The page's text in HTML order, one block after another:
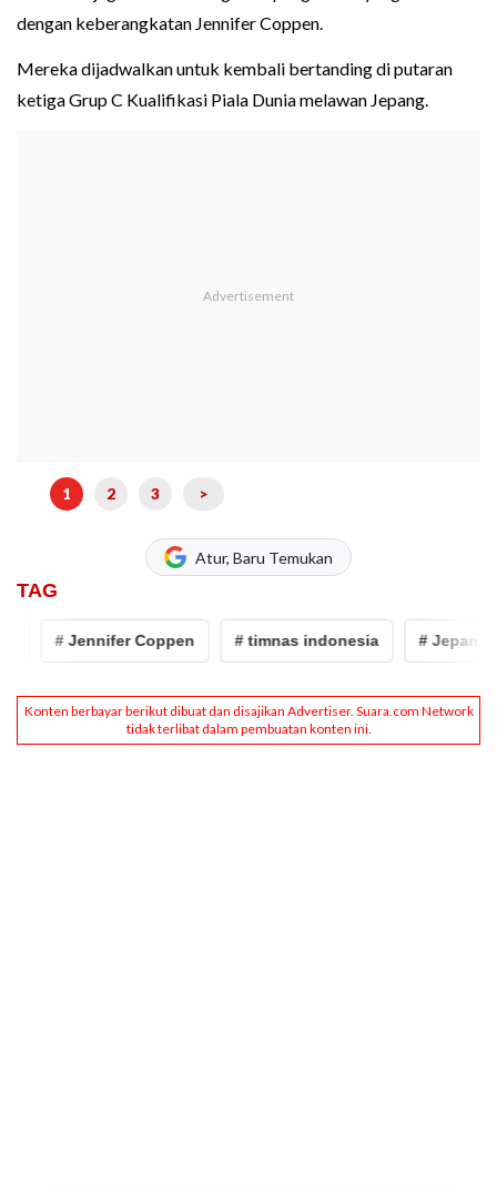
dengan keberangkatan Jennifer Coppen.
Mereka dijadwalkan untuk kembali bertanding di putaran
ketiga Grup C Kualifikasi Piala Dunia melawan Jepang.
1 2 3 >
Atur, Baru Temukan
TAG
# Jennifer Coppen # timnas indonesia # Jepang